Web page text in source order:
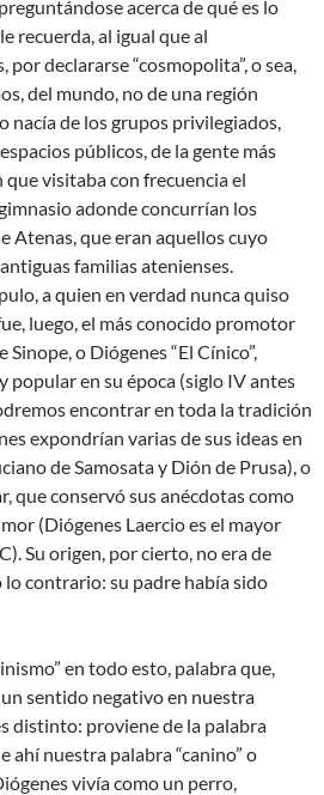
acerca de qué es lo
recuerda, al igual que al
declararse “cosmopolita”, o sea,
del mundo, no de una región
nacía de los grupos privilegiados,
públicos, de la gente más
visitaba con frecuencia el
adonde concurrían los
Atenas, que eran aquellos cuyo
familias atenienses.
a quien en verdad nunca quiso
luego, el más conocido promotor
o Diógenes “El Cínico”,
popular en su época (siglo IV antes
encontrar en toda la tradición
expondrían varias de sus ideas en
de Samosata y Dión de Prusa), o
que conservó sus anécdotas como
(Diógenes Laercio es el mayor
Su origen, por cierto, no era de
lo contrario: su padre había sido
en todo esto, palabra que,
sentido negativo en nuestra
distinto: proviene de la palabra
ahí nuestra palabra “canino” o
vivía como un perro,